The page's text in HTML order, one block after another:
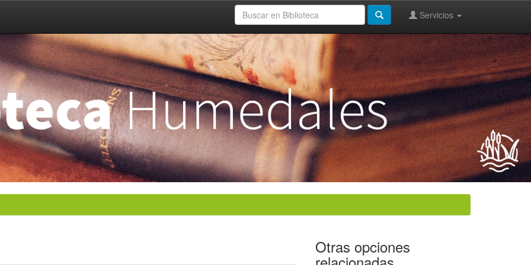
Servicios
Otras opciones